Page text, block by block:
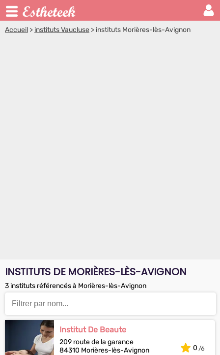
Accueil > instituts Vaucluse > instituts Morières-lès-Avignon
INSTITUTS DE MORIÈRES-LÈS-AVIGNON
3 instituts référencés à Morières-lès-Avignon
Institut De Beaute
209 route de la garance
84310 Morières-lès-Avignon
0